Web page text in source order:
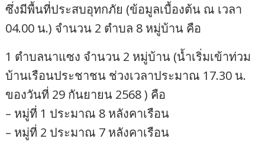
ซึ่งมีพื้นที่ประสบอุทกภัย (ข้อมูลเบื้องต้น ณ เวลา
04.00 น.) จำนวน 2 ตำบล 8 หมู่บ้าน คือ
1 ตำบลนาแซง จำนวน 2 หมู่บ้าน (น้ำเริ่มเข้าท่วม
บ้านเรือนประชาชน ช่วงเวลาประมาณ 17.30 น.
ของวันที่ 29 กันยายน 2568 ) คือ
– หมู่ที่ 1 ประมาณ 8 หลังคาเรือน
– หมู่ที่ 2 ประมาณ 7 หลังคาเรือน